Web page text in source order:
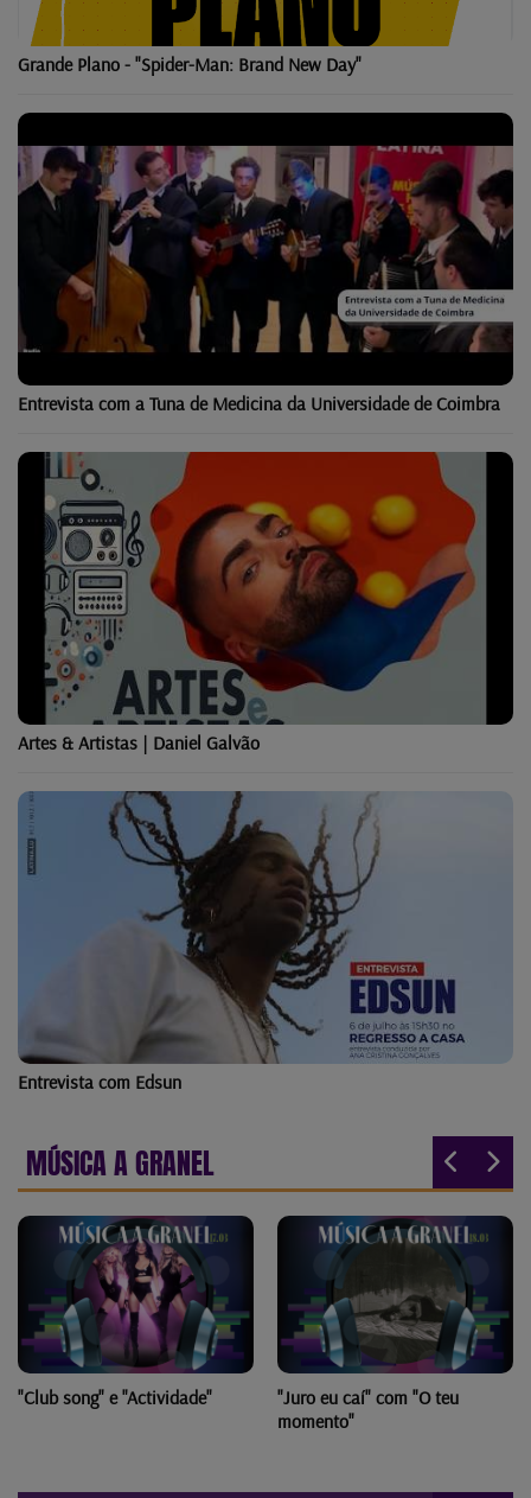
Grande Plano - "Spider-Man: Brand New Day"
Entrevista com a Tuna de Medicina da Universidade de Coimbra
Artes & Artistas | Daniel Galvão
Entrevista com Edsun
MÚSICA A GRANEL
"Club song" e "Actividade"
"Juro eu caí" com "O teu
momento"